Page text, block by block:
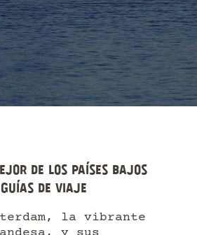
DE LOS PAÍSES BAJOS
DE VIAJE
la vibrante